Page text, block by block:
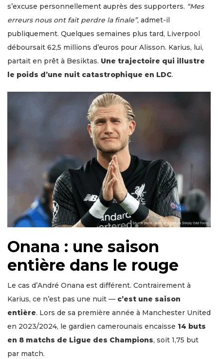
s’excuse personnellement auprès des supporters. “Mes
erreurs nous ont fait perdre la finale”, admet-il
publiquement. Quelques semaines plus tard, Liverpool
déboursait 62,5 millions d’euros pour Alisson. Karius, lui,
partait en prêt à Besiktas. Une trajectoire qui illustre
le poids d’une nuit catastrophique en LDC.
Onana : une saison
entière dans le rouge
Le cas d’André Onana est différent. Contrairement à
Karius, ce n’est pas une nuit — c’est une saison
entière. Lors de sa première année à Manchester United
en 2023/2024, le gardien camerounais encaisse 14 buts
en 8 matchs de Ligue des Champions, soit 1,75 but
par match.